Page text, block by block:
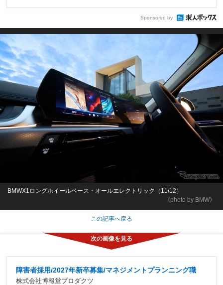
Sponsored by
《photo by BMW》
BMWX1ロングホイールベース・オールエレクトリック（11/12）
この記事へ戻る
障害者採用/2027年新卒募集/マネジメントプランニング職
株式会社博報堂プロダクツ